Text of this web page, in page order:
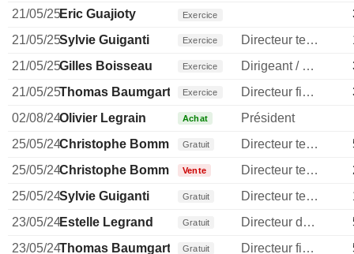
21/05/25Eric Guajioty Exercice
21/05/25Sylvie Guiganti Exercice Directeur technique
21/05/25Gilles Boisseau Exercice Dirigeant / cadre principal
21/05/25Thomas BaumgartnerExercice Directeur financier
02/08/24Olivier Legrain Achat
Président
25/05/24Christophe BommierGratuit Directeur technique
25/05/24Christophe BommierVente Directeur technique
25/05/24Sylvie Guiganti Gratuit Directeur technique
23/05/24Estelle Legrand Gratuit Directeur des ressources humaines
23/05/24Thomas BaumgartnerGratuit Directeur financier